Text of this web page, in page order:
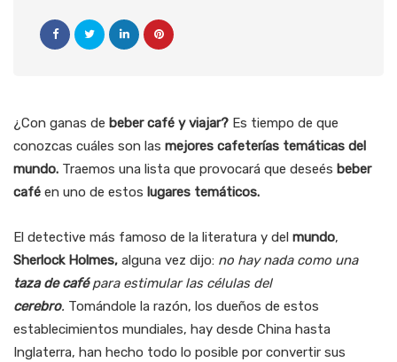
¿Con ganas de beber café y viajar? Es tiempo de que
conozcas cuáles son las mejores cafeterías temáticas del
mundo. Traemos una lista que provocará que deseés beber
café en uno de estos lugares temáticos.
El detective más famoso de la literatura y del mundo,
Sherlock Holmes, alguna vez dijo: no hay nada como una
taza de cafépara estimular las células del
cerebro. Tomándole la razón, los dueños de estos
establecimientos mundiales, hay desde China hasta
Inglaterra, han hecho todo lo posible por convertir sus